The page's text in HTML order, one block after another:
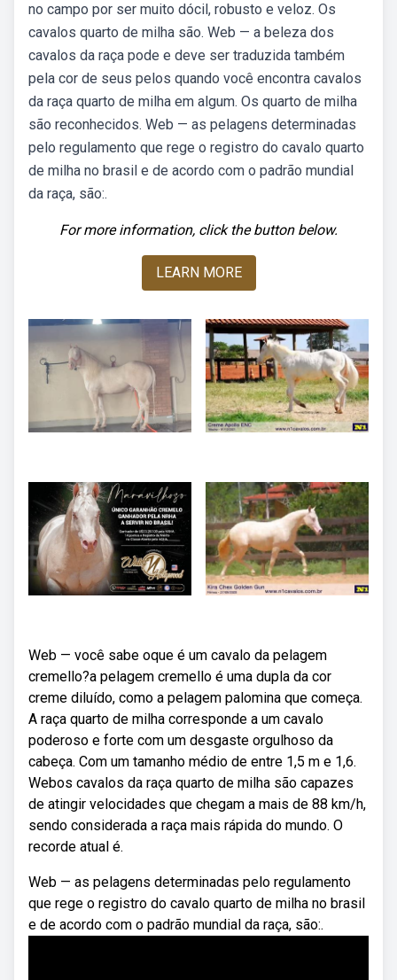
no campo por ser muito dócil, robusto e veloz. Os
cavalos quarto de milha são. Web — a beleza dos
cavalos da raça pode e deve ser traduzida também
pela cor de seus pelos quando você encontra cavalos
da raça quarto de milha em algum. Os quarto de milha
são reconhecidos. Web — as pelagens determinadas
pelo regulamento que rege o registro do cavalo quarto
de milha no brasil e de acordo com o padrão mundial
da raça, são:.
For more information, click the button below.
LEARN MORE
Web — você sabe oque é um cavalo da pelagem
cremello?a pelagem cremello é uma dupla da cor
creme diluído, como a pelagem palomina que começa.
A raça quarto de milha corresponde a um cavalo
poderoso e forte com um desgaste orgulhoso da
cabeça. Com um tamanho médio de entre 1,5 m e 1,6.
Webos cavalos da raça quarto de milha são capazes
de atingir velocidades que chegam a mais de 88 km/h,
sendo considerada a raça mais rápida do mundo. O
recorde atual é.
Web — as pelagens determinadas pelo regulamento
que rege o registro do cavalo quarto de milha no brasil
e de acordo com o padrão mundial da raça, são:.